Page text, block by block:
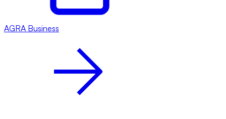
AGRA Business